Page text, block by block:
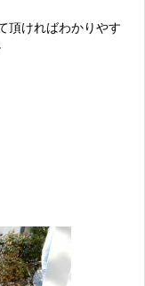
頂ければわかりやす